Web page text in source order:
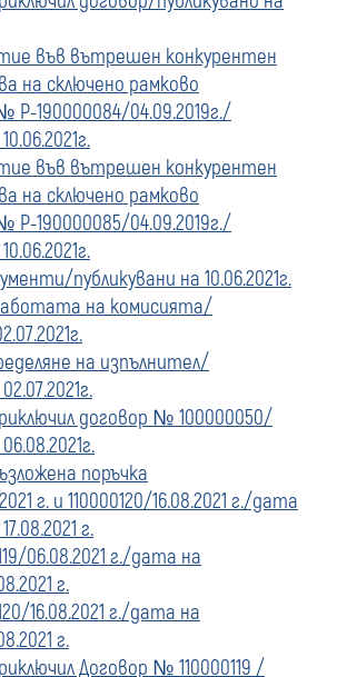
във вътрешен конкурентен
на сключено рамково
Р-190000084/04.09.2019г./
във вътрешен конкурентен
на сключено рамково
Р-190000085/04.09.2019г./
публикувани на 10.06.2021г.
на комисията/
на изпълнител/
договор № 100000050/
поръчка
г. и 110000120/16.08.2021 г./дата
г.
06.08.2021 г./дата на
г.
16.08.2021 г./дата на
г.
Договор № 110000119 /